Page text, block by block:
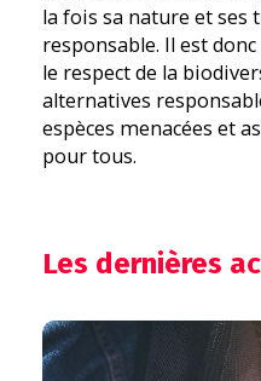
la fois sa nature et ses
responsable. Il est
le respect de la
alternatives
espèces menacées et
pour tous.
Les dernières